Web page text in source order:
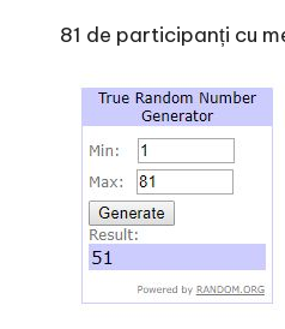
81 de participanți cu